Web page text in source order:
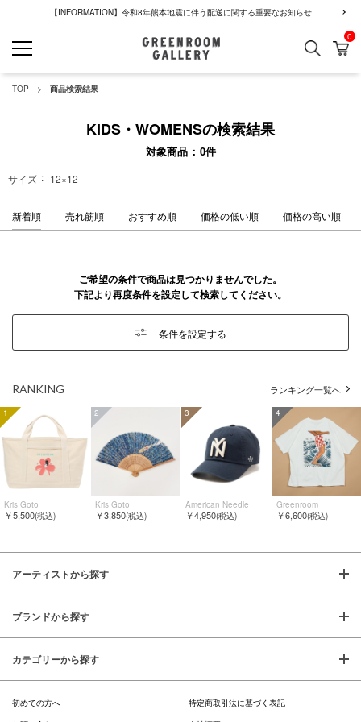
【INFORMATION】令和8年熊本地震に伴う配送に関する重要なお知らせ
検索 カ
0
TOP 商品検索結果
KIDS・WOMENSの検索結果
対象商品 0件
サイズ 12×12
新着順 売れ筋順 おすすめ順 価格の低い順 価格の高い順
ご希望の条件で商品は見つかりませんでした。
下記より再度条件を設定して検索してください。
条件を設定する
RANKING ランキング一覧へ
1
Kris Goto
￥5,500(税込)
2
Kris Goto
￥3,850(税込)
3
American Needle
￥4,950(税込)
4
Greenroom
￥6,600(税込)
アーティストから探す
ブランドから探す
カテゴリーから探す
初めての方へ
特定商取引法に基づく表記